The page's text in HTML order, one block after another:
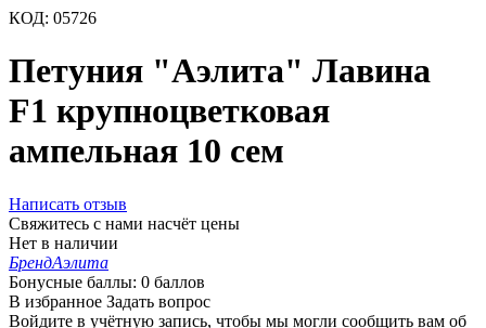
КОД: 05726
Петуния "Аэлита" Лавина
F1 крупноцветковая
ампельная 10 сем
Написать отзыв
Свяжитесь с нами насчёт цены
Нет в наличии
БрендАэлита
Бонусные баллы: 0 баллов
В избранное Задать вопрос
Войдите в учётную запись, чтобы мы могли сообщить вам об